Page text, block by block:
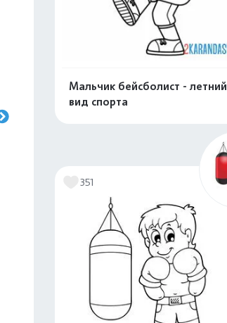
Мальчик бейсболист - летний
вид спорта
351